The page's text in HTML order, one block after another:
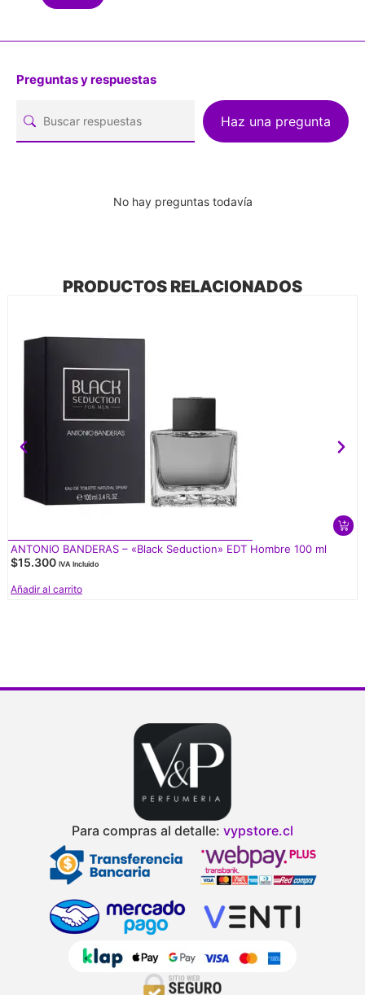
Preguntas y respuestas
Haz una pregunta
No hay preguntas todavía
PRODUCTOS RELACIONADOS
ANTONIO BANDERAS – «Black Seduction» EDT Hombre 100 ml
$15.300 IVA Incluido
Añadir al carrito
Para compras al detalle: vypstore.cl